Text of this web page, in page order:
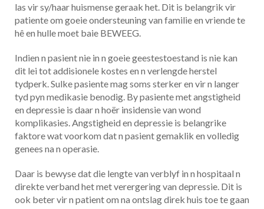
las vir sy/haar huismense geraak het. Dit is belangrik vir
patiente om goeie ondersteuning van familie en vriende te
hê en hulle moet baie BEWEEG.
Indien n pasient nie in n goeie geestestoestand is nie kan
dit lei tot addisionele kostes en n verlengde herstel
tydperk. Sulke pasiente mag soms sterker en vir n langer
tyd pyn medikasie benodig. By pasiente met angstigheid
en depressie is daar n hoër insidensie van wond
komplikasies. Angstigheid en depressie is belangrike
faktore wat voorkom dat n pasient gemaklik en volledig
genees na n operasie.
Daar is bewyse dat die lengte van verblyf in n hospitaal n
direkte verband het met verergering van depressie. Dit is
ook beter vir n patient om na ontslag direk huis toe te gaan